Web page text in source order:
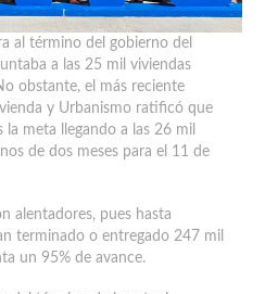
al término del gobierno del
a las 25 mil viviendas
obstante, el más reciente
y Urbanismo ratificó que
la meta llegando a las 26 mil
de dos meses para el 11 de
alentadores, pues hasta
terminado o entregado 247 mil
un 95% de avance.